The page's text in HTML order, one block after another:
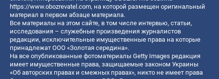
https://www.obozrevatel.com, на которой размещен оригинальный
материал в первом абзаце материала.
Все материалы на этом сайте, в том числе интервью, статьи,
исследования – служебные произведения журналистов
редакции, исключительные имущественные права на которые
принадлежат ООО «Золотая середина».
На все опубликованные фотоматериалы Getty Images редакция
имеет имущественные права, защищаемые законом Украины
«Об авторских правах и смежных правах», никто не имеет права